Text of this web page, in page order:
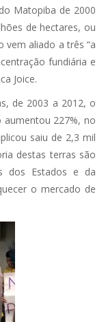
Matopiba de 2000
de hectares, ou
vem aliado a três “a
fundiária e
Joice.
de 2003 a 2012, o
227%, no
saiu de 2,3 mil
destas terras são
dos Estados e da
o mercado de